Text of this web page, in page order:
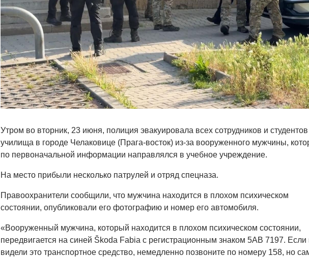
Утром во вторник, 23 июня, полиция эвакуировала всех сотрудников и студентов
училища в городе Челаковице (Прага-восток) из-за вооруженного мужчины,
по первоначальной информации направлялся в учебное учреждение.
На место прибыли несколько патрулей и отряд спецназа.
Правоохранители сообщили, что мужчина находится в плохом психическом
состоянии, опубликовали его фотографию и номер его автомобиля.
«Вооруженный мужчина, который находится в плохом психическом состоянии,
передвигается на синей Škoda Fabia с регистрационным знаком 5AB 7197. Если
видели это транспортное средство, немедленно позвоните по номеру 158, но